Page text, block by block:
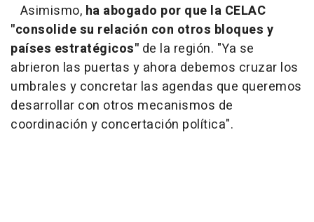
Asimismo, ha abogado por que la CELAC
"consolide su relación con otros bloques y
países estratégicos" de la región. "Ya se
abrieron las puertas y ahora debemos cruzar los
umbrales y concretar las agendas que queremos
desarrollar con otros mecanismos de
coordinación y concertación política".